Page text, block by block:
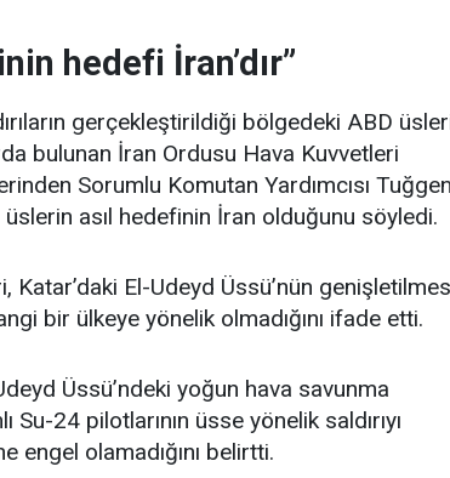
hedefi İran’dır”
gerçekleştirildiği bölgedeki ABD
bulunan İran Ordusu Hava Kuvvetleri
Sorumlu Komutan Yardımcısı
asıl hedefinin İran olduğunu söyledi.
Katar’daki El-Udeyd Üssü’nün
bir ülkeye yönelik olmadığını ifade etti.
Üssü’ndeki yoğun hava savunma
Su-24 pilotlarının üsse yönelik saldırıyı
engel olamadığını belirtti.